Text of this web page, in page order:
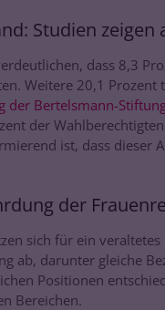
Studien zeigen
dass 8,3
Weitere 20,1
der Bertelsmann-
der
ist, dass dieser
der
sich für ein
ab, darunter gleiche
Positionen
Bereichen.